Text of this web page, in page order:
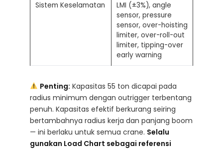
Sistem Keselamatan
LMI (±3%), angle
sensor, pressure
sensor, over-hoisting
limiter, over-roll-out
limiter, tipping-over
early warning
Penting: Kapasitas 55 ton dicapai pada
radius minimum dengan outrigger terbentang
penuh. Kapasitas efektif berkurang seiring
bertambahnya radius kerja dan panjang boom
— ini berlaku untuk semua crane. Selalu
gunakan Load Chart sebagai referensi